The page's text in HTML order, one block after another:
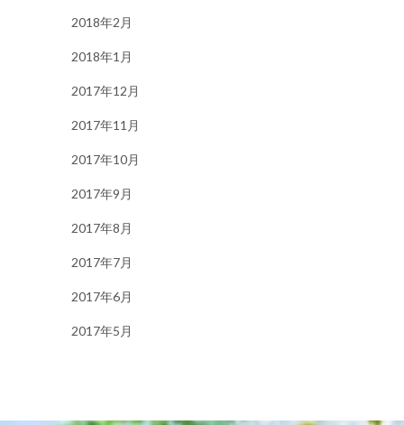
2018年2月
2018年1月
2017年12月
2017年11月
2017年10月
2017年9月
2017年8月
2017年7月
2017年6月
2017年5月